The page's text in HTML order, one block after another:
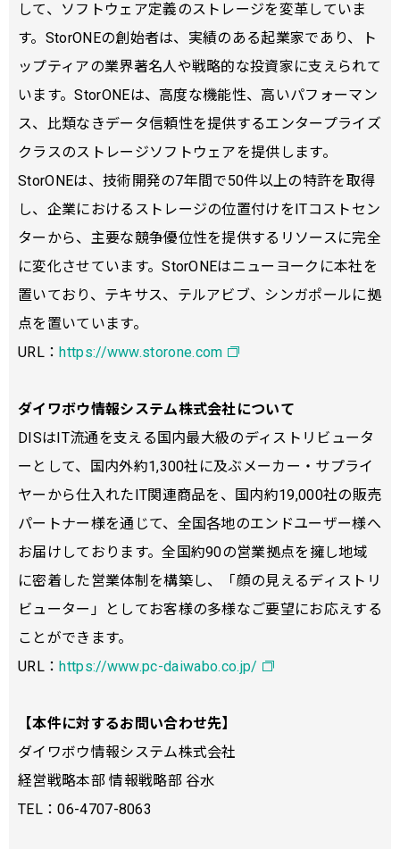
して、ソフトウェア定義のストレージを変革していま
す。StorONEの創始者は、実績のある起業家であり、ト
ップティアの業界著名人や戦略的な投資家に支えられて
います。StorONEは、高度な機能性、高いパフォーマン
ス、比類なきデータ信頼性を提供するエンタープライズ
クラスのストレージソフトウェアを提供します。
StorONEは、技術開発の7年間で50件以上の特許を取得
し、企業におけるストレージの位置付けをITコストセン
ターから、主要な競争優位性を提供するリソースに完全
に変化させています。StorONEはニューヨークに本社を
置いており、テキサス、テルアビブ、シンガポールに拠
点を置いています。
URL：https://www.storone.com
ダイワボウ情報システム株式会社について
DISはIT流通を⽀える国内最⼤級のディストリビュータ
ーとして、国内外約1,300社に及ぶメーカー・サプライ
ヤーから仕⼊れたIT関連商品を、国内約19,000社の販売
パートナー様を通じて、全国各地のエンドユーザー様へ
お届けしております。全国約90の営業拠点を擁し地域
に密着した営業体制を構築し、「顔の⾒えるディストリ
ビューター」としてお客様の多様なご要望にお応えする
ことができます。
URL：https://www.pc-daiwabo.co.jp/
【本件に対するお問い合わせ先】
ダイワボウ情報システム株式会社
経営戦略本部 情報戦略部 ⾕⽔
TEL：06-4707-8063